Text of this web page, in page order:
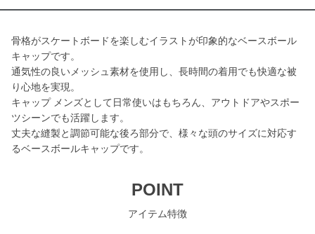
骨格がスケートボードを楽しむイラストが印象的なベースボール
キャップです。
通気性の良いメッシュ素材を使用し、長時間の着用でも快適な被
り心地を実現。
キャップ メンズとして日常使いはもちろん、アウトドアやスポー
ツシーンでも活躍します。
丈夫な縫製と調節可能な後ろ部分で、様々な頭のサイズに対応す
るベースボールキャップです。
POINT
アイテム特徴